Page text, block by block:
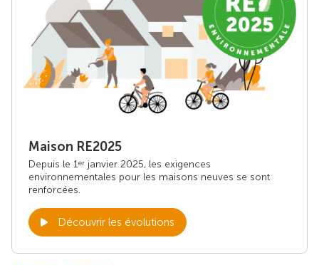
Maison RE2025
Depuis le 1er janvier 2025, les exigences
environnementales pour les maisons neuves se sont
renforcées.
Découvrir les évolutions